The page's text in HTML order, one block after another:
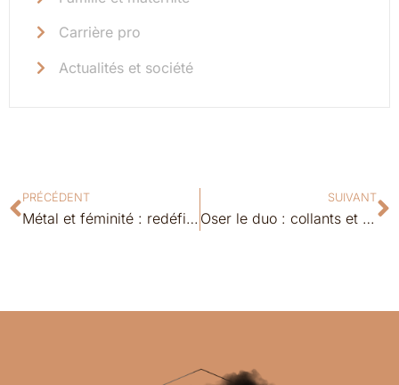
Carrière pro
Actualités et société
PRÉCÉDENT
Métal et féminité : redéfinir son sourire avec style
SUIVANT
Oser le duo : collants et jupe pour un style audacieux et féminin